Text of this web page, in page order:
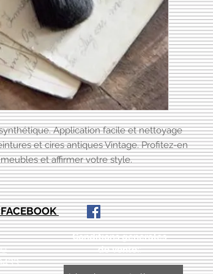
Application facile et nettoyage
et cires antiques Vintage. Profitez-en
et affirmer votre style.
Conditions générales
de vente::